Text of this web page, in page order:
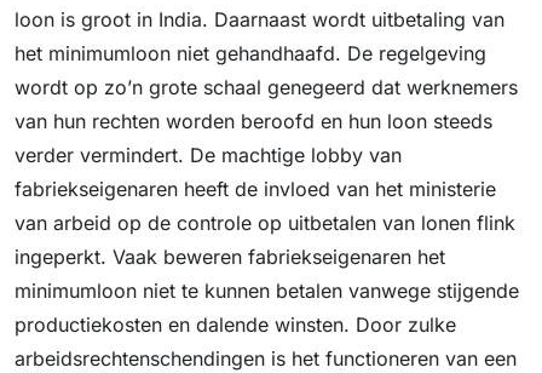
loon is groot in India. Daarnaast wordt uitbetaling van
het minimumloon niet gehandhaafd. De regelgeving
wordt op zo’n grote schaal genegeerd dat werknemers
van hun rechten worden beroofd en hun loon steeds
verder vermindert. De machtige lobby van
fabriekseigenaren heeft de invloed van het ministerie
van arbeid op de controle op uitbetalen van lonen flink
ingeperkt. Vaak beweren fabriekseigenaren het
minimumloon niet te kunnen betalen vanwege stijgende
productiekosten en dalende winsten. Door zulke
arbeidsrechtenschendingen is het functioneren van een